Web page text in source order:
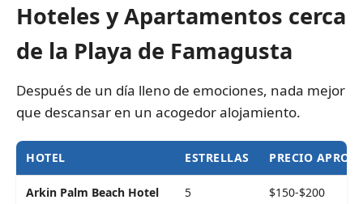
Hoteles y Apartamentos cerca
de la Playa de Famagusta
Después de un día lleno de emociones, nada mejor
que descansar en un acogedor alojamiento.
HOTEL ESTRELLAS PRECIO
Arkin Palm Beach Hotel 5 $150-$200